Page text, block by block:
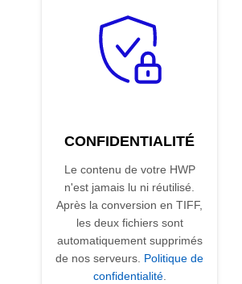
CONFIDENTIALITÉ
Le contenu de votre HWP
n'est jamais lu ni réutilisé.
Après la conversion en TIFF,
les deux fichiers sont
automatiquement supprimés
de nos serveurs. Politique de
confidentialité.